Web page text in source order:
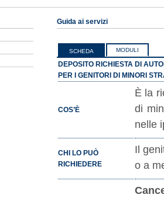
Guida ai servizi
SCHEDA MODULI
DEPOSITO RICHIESTA DI
PER I GENITORI DI MINORI
COS’È
È la
di
nelle
CHI LO PUÒ
RICHIEDERE
Il
o a